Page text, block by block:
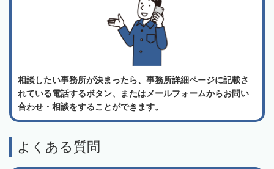
相談したい事務所が決まったら、事務所詳細ページに記載さ
れている電話するボタン、またはメールフォームからお問い
合わせ・相談をすることができます。
よくある質問